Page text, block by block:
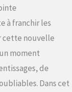
à franchir les
cette nouvelle
moment
de
Dans cet